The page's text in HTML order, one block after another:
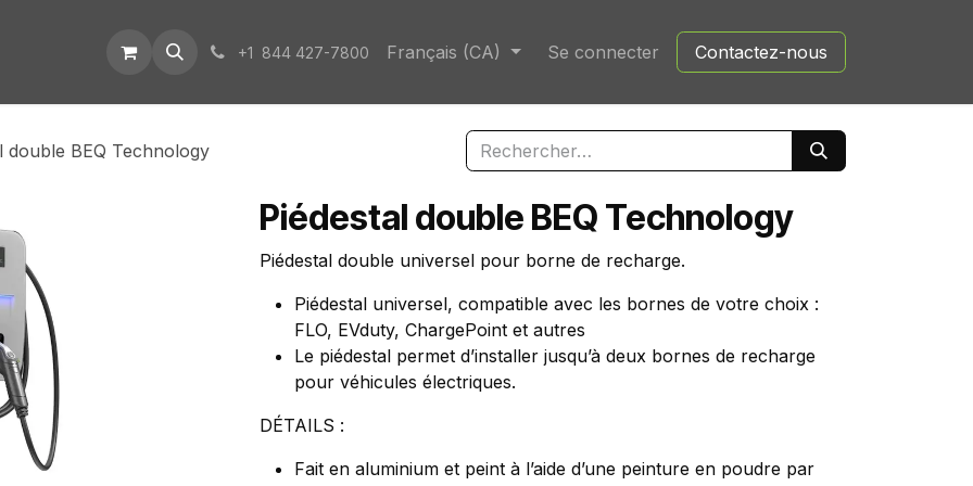
Demande de soumission Assistance Rendez-vous
+1 844 427-7800 Français (CA) Se connecter Contactez-nous
double BEQ Technology
Piédestal double BEQ Technology
Piédestal double universel pour borne de recharge.
Piédestal universel, compatible avec les bornes de votre choix :
FLO, EVduty, ChargePoint et autres
Le piédestal permet d’installer jusqu’à deux bornes de recharge
pour véhicules électriques.
DÉTAILS :
Fait en aluminium et peint à l’aide d’une peinture en poudre par